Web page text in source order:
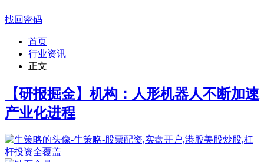
找回密码
首页
行业资讯
正文
【研报掘金】机构：人形机器人不断加速
产业化进程